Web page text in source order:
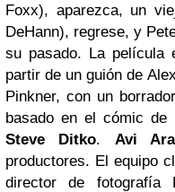
Foxx), aparezca, un
DeHann), regrese, y
su pasado. La película
partir de un guión de
Pinkner, con un
basado en el cómic de
Steve Ditko. Avi
productores. El equipo
director de fotografía